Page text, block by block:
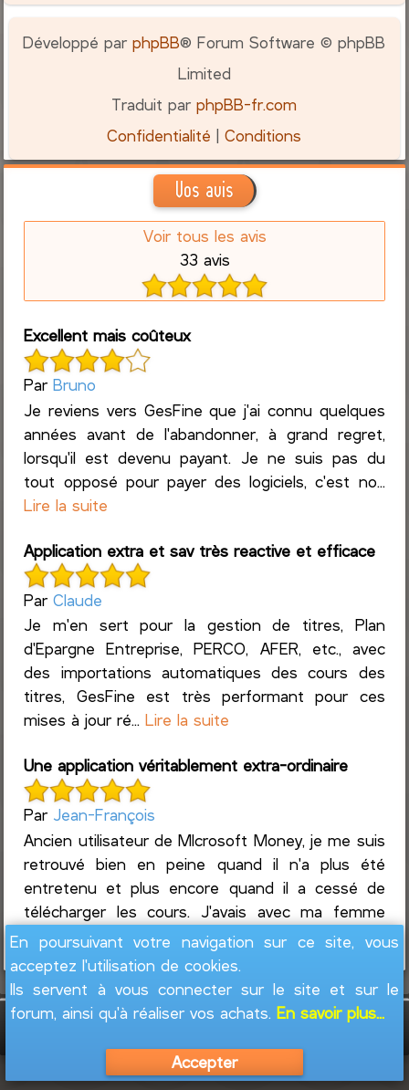
Développé parphpBB® Forum Software © phpBB
Limited
Traduit parphpBB-fr.com
Confidentialité |Conditions
Vos avis
Voir tous les avis
33 avis
Excellent mais coûteux
ParBruno
Je reviens vers GesFine que j'ai connu quelques
années avant de l'abandonner, à grand regret,
lorsqu'il est devenu payant. Je ne suis pas du
tout opposé pour payer des logiciels, c'est no...
Lire la suite
Application extra et sav très reactive et efficace
ParClaude
Je m'en sert pour la gestion de titres, Plan
d'Epargne Entreprise, PERCO, AFER, etc., avec
des importations automatiques des cours des
titres, GesFine est très performant pour ces
mises à jour ré...Lire la suite
Une application véritablement extra-ordinaire
Par Jean-François
Ancien utilisateur de MIcrosoft Money, je me suis
retrouvé bien en peine quand il n'a plus été
entretenu et plus encore quand il a cessé de
télécharger les cours. J'avais avec ma femme
une bonne ...Lire la suite
En poursuivant votre navigation sur ce site, vous
acceptez l'utilisation de cookies.
Ils servent à vous connecter sur le site et sur le
forum, ainsi qu'à réaliser vos achats.En savoir plus...
Accepter
GesFine - Copyright © 2008 - 2026Jacques